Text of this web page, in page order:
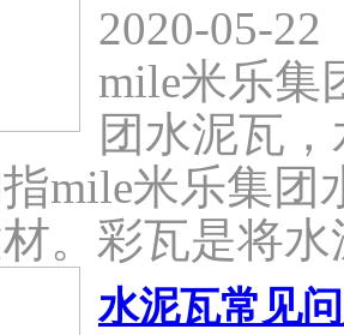
2020-05-22
mile米乐集
团水泥瓦
mile米乐集团
。彩瓦是将
水泥瓦常见